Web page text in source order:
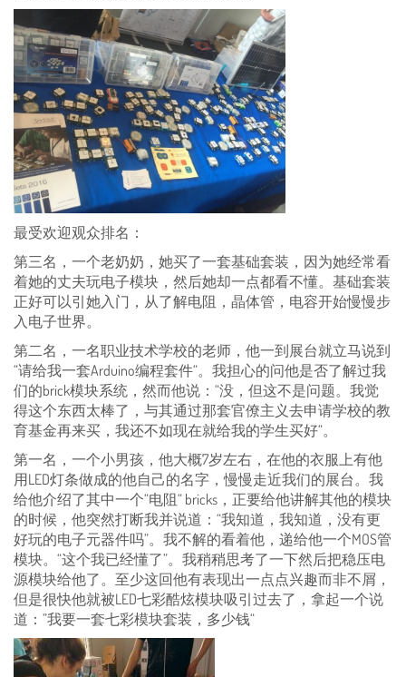
最受欢迎观众排名：
第三名，一个老奶奶，她买了一套基础套装，因为她经常看
着她的丈夫玩电子模块，然后她却一点都看不懂。基础套装
正好可以引她入门，从了解电阻，晶体管，电容开始慢慢步
入电子世界。
第二名，一名职业技术学校的老师，他一到展台就立马说到
“请给我一套Arduino编程套件“。我担心的问他是否了解过我
们的brick模块系统，然而他说：“没，但这不是问题。我觉
得这个东西太棒了，与其通过那套官僚主义去申请学校的教
育基金再来买，我还不如现在就给我的学生买好“。
第一名，一个小男孩，他大概7岁左右，在他的衣服上有他
用LED灯条做成的他自己的名字，慢慢走近我们的展台。我
给他介绍了其中一个“电阻“ bricks，正要给他讲解其他的模块
的时候，他突然打断我并说道：“我知道，我知道，没有更
好玩的电子元器件吗”。我不解的看着他，递给他一个MOS管
模块。“这个我已经懂了”。我稍稍思考了一下然后把稳压电
源模块给他了。至少这回他有表现出一点点兴趣而非不屑，
但是很快他就被LED七彩酷炫模块吸引过去了，拿起一个说
道：”我要一套七彩模块套装，多少钱“